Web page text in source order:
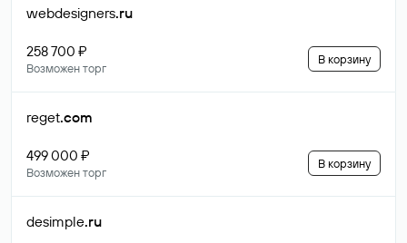
webdesigners.ru
258 700 ₽
Возможен торг
В корзину
reget.com
499 000 ₽
Возможен торг
В корзину
desimple.ru